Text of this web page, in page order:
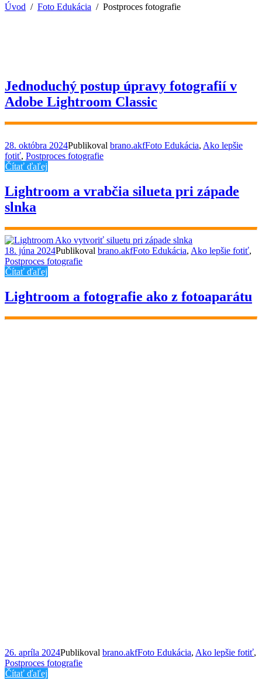
Úvod Foto Edukácia Postproces fotografie
Jednoduchý postup úpravy fotografií v
Adobe Lightroom Classic
28. októbra 2024Publikoval brano.akfFoto Edukácia, Ako lepšie
fotiť, Postproces fotografie
Čítať ďaľej
Lightroom a vrabčia silueta pri západe
slnka
18. júna 2024Publikoval brano.akfFoto Edukácia, Ako lepšie fotiť,
Postproces fotografie
Čítať ďaľej
Lightroom a fotografie ako z fotoaparátu
26. apríla 2024Publikoval brano.akfFoto Edukácia, Ako lepšie fotiť,
Postproces fotografie
Čítať ďaľej